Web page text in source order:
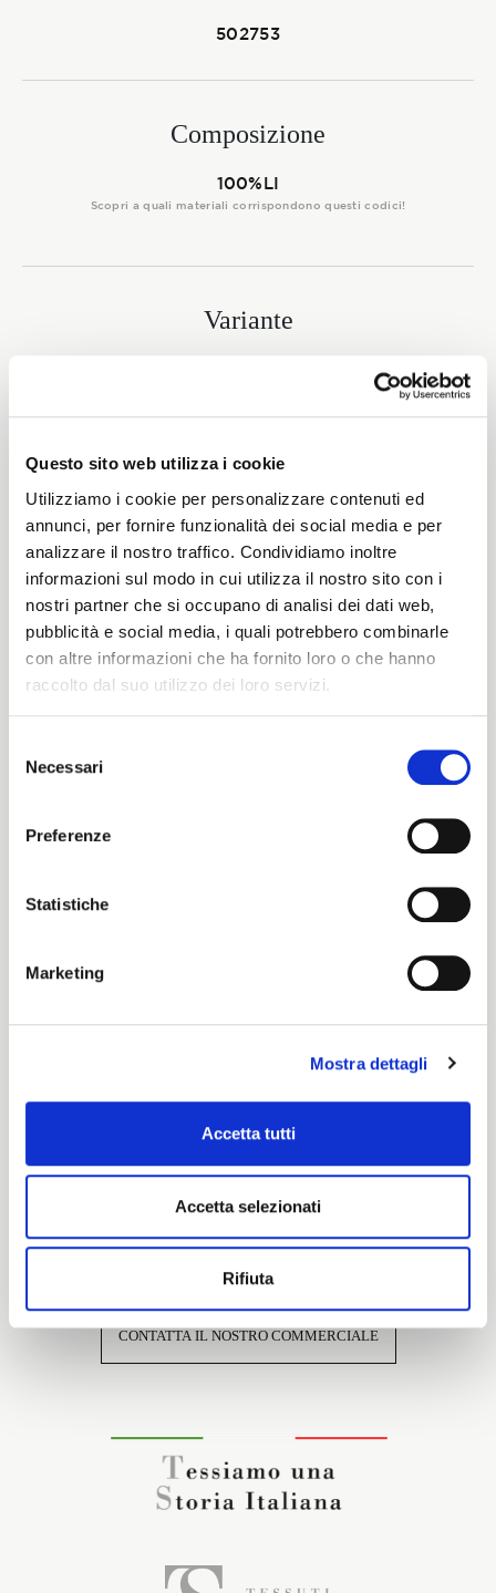
Questo sito web utilizza i cookie
Utilizziamo i cookie per personalizzare contenuti ed
annunci, per fornire funzionalità dei social media e per
analizzare il nostro traffico. Condividiamo inoltre
informazioni sul modo in cui utilizza il nostro sito con i
nostri partner che si occupano di analisi dei dati web,
pubblicità e social media, i quali potrebbero combinarle
con altre informazioni che ha fornito loro o che hanno
raccolto dal suo utilizzo dei loro servizi.
delNecessari
Preferenze
Statistiche
Marketing
Mostra dettagli
Accetta tutti
Accetta selezionati
Rifiuta
502753
Composizione
100%LI
Scopri a quali materiali corrispondono questi codici!
Variante
Peso
260 G/MLIN
Altezza
148/150 CM
Caratteristiche e certificazioni
Interessato a questo tessuto?
CONTATTA IL NOSTRO COMMERCIALE
CONTATTI